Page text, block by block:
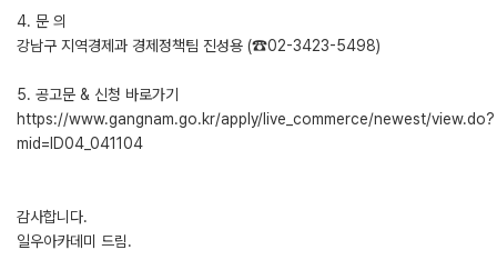
4. 문 의
강남구 지역경제과 경제정책팀 진성용 (☎02-3423-5498)
5. 공고문 & 신청 바로가기
https://www.gangnam.go.kr/apply/live_commerce/newest/view.do?
mid=ID04_041104
감사합니다.
일우아카데미 드림.